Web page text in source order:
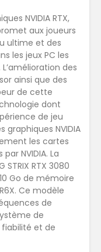
NVIDIA RTX,
aux joueurs
ultime et des
les jeux PC les
des
ainsi que des
de cette
dont
de jeu
NVIDIA
les cartes
NVIDIA. La
STRIX RTX 3080
Go de mémoire
Ce modèle
de
de
et de